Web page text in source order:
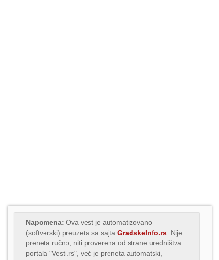
Napomena: Ova vest je automatizovano
(softverski) preuzeta sa sajta GradskeInfo.rs . Nije
preneta ručno, niti proverena od strane uredništva
portala "Vesti.rs", već je preneta automatski,